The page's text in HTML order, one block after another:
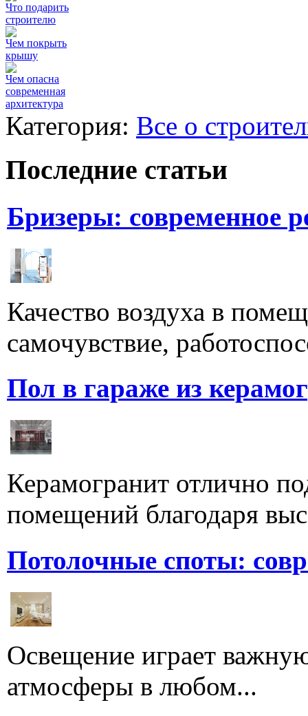
Что подарить
строителю
Чем покрыть
крышу
Чем опасна
современная
архитектура
Категория: Все о
Последние статьи
Бризеры: современное
Качество воздуха в
самочувствие,
Пол в гараже из
Керамогранит отлично
помещений благодаря
Потолочные споты:
Освещение играет
атмосферы в любом...